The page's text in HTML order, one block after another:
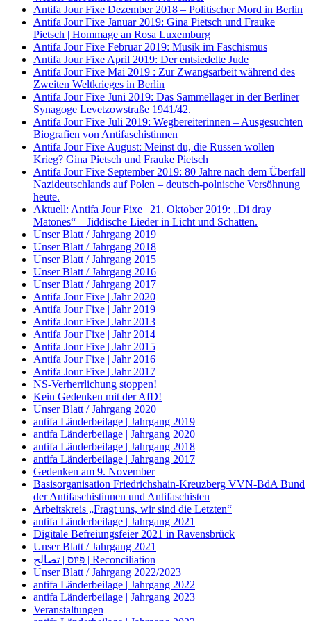
Antifa Jour Fixe Dezember 2018 – Politischer Mord in Berlin
Antifa Jour Fixe Januar 2019: Gina Pietsch und Frauke
Pietsch | Hommage an Rosa Luxemburg
Antifa Jour Fixe Februar 2019: Musik im Faschismus
Antifa Jour Fixe April 2019: Der entsiedelte Jude
Antifa Jour Fixe Mai 2019 : Zur Zwangsarbeit während des
Zweiten Weltkrieges in Berlin
Antifa Jour Fixe Juni 2019: Das Sammellager in der Berliner
Synagoge Levetzowstraße 1941/42.
Antifa Jour Fixe Juli 2019: Wegbereiterinnen – Ausgesuchten
Biografien von Antifaschistinnen
Antifa Jour Fixe August: Meinst du, die Russen wollen
Krieg? Gina Pietsch und Frauke Pietsch
Antifa Jour Fixe September 2019: 80 Jahre nach dem Überfall
Nazideutschlands auf Polen – deutsch-polnische Versöhnung
heute.
Aktuell: Antifa Jour Fixe | 21. Oktober 2019: „Di dray
Matones“ – Jiddische Lieder in Licht und Schatten.
Unser Blatt / Jahrgang 2019
Unser Blatt / Jahrgang 2018
Unser Blatt / Jahrgang 2015
Unser Blatt / Jahrgang 2016
Unser Blatt / Jahrgang 2017
Antifa Jour Fixe | Jahr 2020
Antifa Jour Fixe | Jahr 2019
Antifa Jour Fixe | Jahr 2013
Antifa Jour Fixe | Jahr 2014
Antifa Jour Fixe | Jahr 2015
Antifa Jour Fixe | Jahr 2016
Antifa Jour Fixe | Jahr 2017
NS-Verherrlichung stoppen!
Kein Gedenken mit der AfD!
Unser Blatt / Jahrgang 2020
antifa Länderbeilage | Jahrgang 2019
antifa Länderbeilage | Jahrgang 2020
antifa Länderbeilage | Jahrgang 2018
antifa Länderbeilage | Jahrgang 2017
Gedenken am 9. November
Basisorganisation Friedrichshain-Kreuzberg VVN-BdA Bund
der Antifaschistinnen und Antifaschisten
Arbeitskreis „Fragt uns, wir sind die Letzten“
antifa Länderbeilage | Jahrgang 2021
Digitale Befreiungsfeier 2021 in Ravensbrück
Unser Blatt / Jahrgang 2021
פִּיוּס | تصالح | Reconciliation
Unser Blatt / Jahrgang 2022/2023
antifa Länderbeilage | Jahrgang 2022
antifa Länderbeilage | Jahrgang 2023
Veranstaltungen